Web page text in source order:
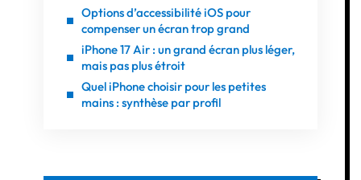
Options d’accessibilité iOS pour
compenser un écran trop grand
iPhone 17 Air : un grand écran plus léger,
mais pas plus étroit
Quel iPhone choisir pour les petites
mains : synthèse par profil